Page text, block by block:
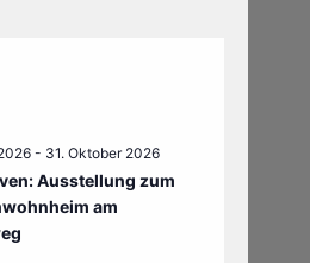
- 31. Oktober 2026
Ausstellung zum
am